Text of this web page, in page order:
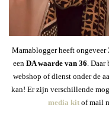
Mamablogger heeft ongeveer
een DA waarde van 36.
webshop of dienst onder de
kan! Er zijn verschillende
media kitof mail